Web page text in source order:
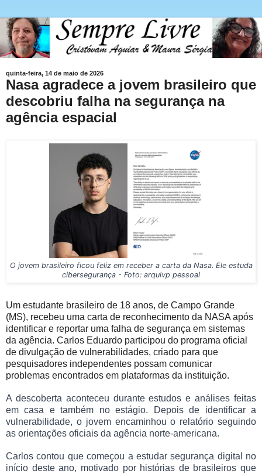
quinta-feira, 14 de maio de 2026
Nasa agradece a jovem brasileiro que
descobriu falha na segurança na
agência espacial
O jovem brasileiro ficou feliz em receber a carta da Nasa. Ele estuda
cibersegurança - Foto: arquivp pessoal
Um estudante brasileiro de 18 anos, de Campo Grande
(MS), recebeu uma carta de reconhecimento da NASA após
identificar e reportar uma falha de segurança em sistemas
da agência. Carlos Eduardo participou do programa oficial
de divulgação de vulnerabilidades, criado para que
pesquisadores independentes possam comunicar
problemas encontrados em plataformas da instituição.
A descoberta aconteceu durante estudos e análises feitas
em casa e também no estágio. Depois de identificar a
vulnerabilidade, o jovem encaminhou o relatório seguindo
as orientações oficiais da agência norte-americana.
Carlos contou que começou a estudar segurança digital no
início deste ano, motivado por histórias de brasileiros que